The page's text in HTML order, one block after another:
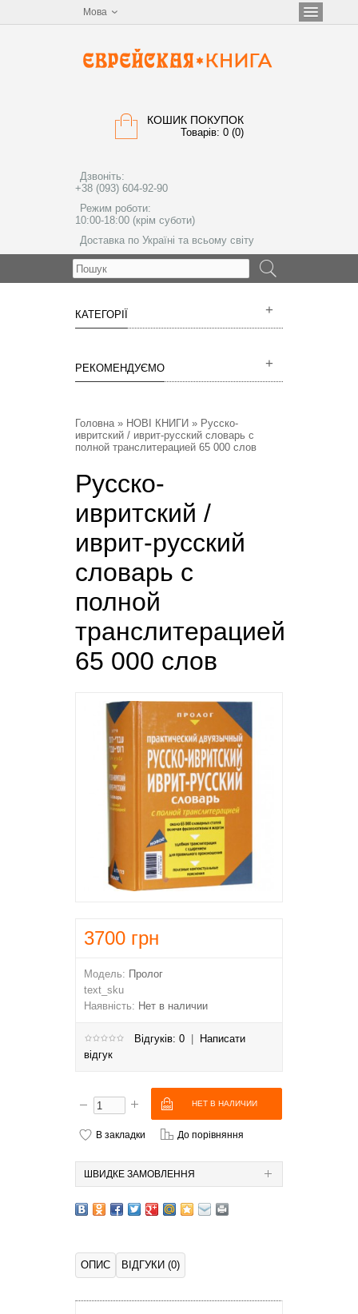
Мова
КОШИК ПОКУПОК
Товарів: 0 (0)
Дзвоніть:
+38 (093) 604-92-90
Режим роботи:
10:00-18:00 (крім суботи)
Доставка по Україні та всьому світу
КАТЕГОРІЇ
РЕКОМЕНДУЄМО
Головна» НОВІ КНИГИ » Русско-
ивритский / иврит-русский словарь с
полной транслитерацией 65 000 слов
Русско-
ивритский /
иврит-русский
словарь с
полной
транслитерацией
65 000 слов
3700 грн
Модель: Пролог
text_sku
Наявність: Нет в наличии
Відгуків: 0
Написати
відгук
В закладки До порівняння
ШВИДКЕ ЗАМОВЛЕННЯ
ОПИС ВІДГУКИ (0)